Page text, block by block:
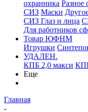
охранника Разное
СИЗ Маски
СИЗ Глаз и лица
Для работников
Товар ЮФНМ
Игрушки
УДАЛЕН.
КПБ 2,0 макси
Еще
Главная
-